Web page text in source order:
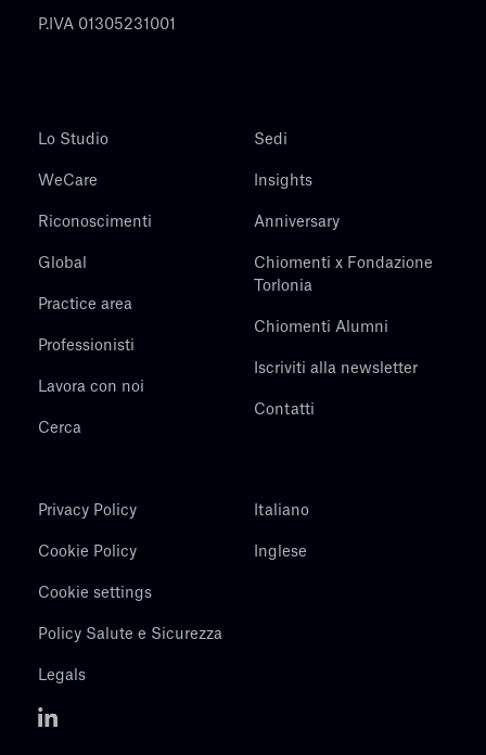
P.IVA 01305231001
Lo Studio
WeCare
Riconoscimenti
Global
Practice area
Professionisti
Lavora con noi
Cerca
Sedi
Insights
Anniversary
Chiomenti x Fondazione
Torlonia
Chiomenti Alumni
Iscriviti alla newsletter
Contatti
Privacy Policy
Cookie Policy
Cookie settings
Policy Salute e Sicurezza
Legals
Italiano
Inglese